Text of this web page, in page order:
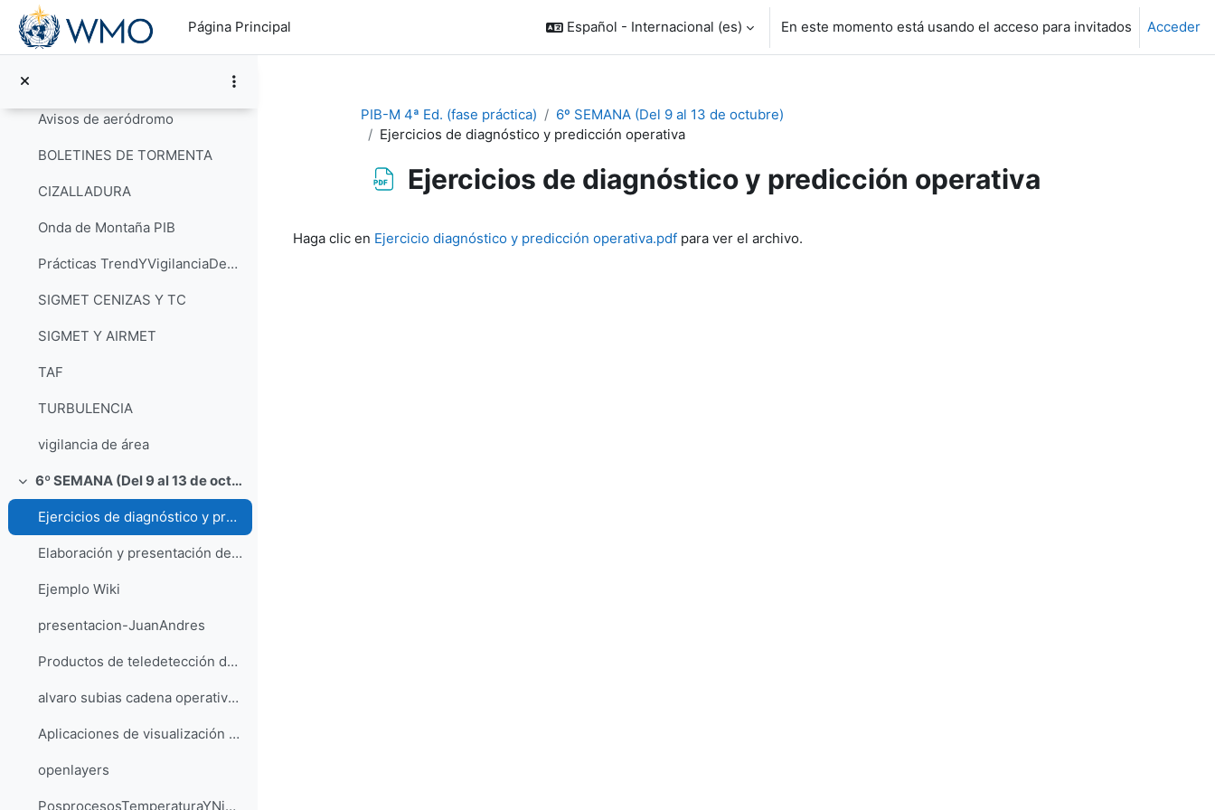
Salta al contenido principal
Página Principal
Español - Internacional ‎(es)‎ En este momento está usando el acceso para invitados Acceder
Trend_VigilanciaDeAeródromo
Avisos de aeródromo
BOLETINES DE TORMENTA
CIZALLADURA
Onda de Montaña PIB
Prácticas TrendYVigilanciaDeAeródromo
SIGMET CENIZAS Y TC
SIGMET Y AIRMET
TAF
TURBULENCIA
vigilancia de área
Colapsar 6º SEMANA (Del 9 al 13 de octubre)
Ejercicios de diagnóstico y predicción operativa
Elaboración y presentación de informes de casos de estudio
Ejemplo Wiki
presentacion-JuanAndres
Productos de teledetección del ATAP
alvaro subias cadena operativa modelos
Aplicaciones de visualización PIB-M
openlayers
PosprocesosTemperaturaYNieve
PIB-M 4ª Ed. (fase práctica)
6º SEMANA (Del 9 al 13 de octubre)
Ejercicios de diagnóstico y predicción operativa
Ejercicios de diagnóstico y predicción operativa
Haga clic en Ejercicio diagnóstico y predicción operativa.pdf para ver el archivo.